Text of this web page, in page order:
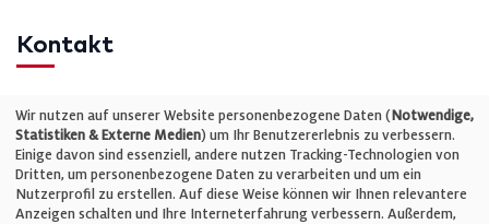
Kontakt
Telefon: +49 (0)711 2585563-0
E-Mail:info@bauelemente-bau.eu
Unternehmen
Wir nutzen auf unserer Website personenbezogene Daten (Notwendige,
Statistiken & Externe Medien) um Ihr Benutzererlebnis zu verbessern.
Einige davon sind essenziell, andere nutzen Tracking-Technologien von
Dritten, um personenbezogene Daten zu verarbeiten und um ein
Nutzerprofil zu erstellen. Auf diese Weise können wir Ihnen relevantere
Anzeigen schalten und Ihre Interneterfahrung verbessern. Außerdem,